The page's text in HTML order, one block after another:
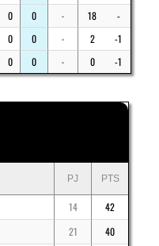
0 0 - 18
-
0 0 - 2
-1
0 0 - 0 -1
PJ PTS
14
42
21
40